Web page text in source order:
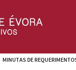
MINUTAS DE